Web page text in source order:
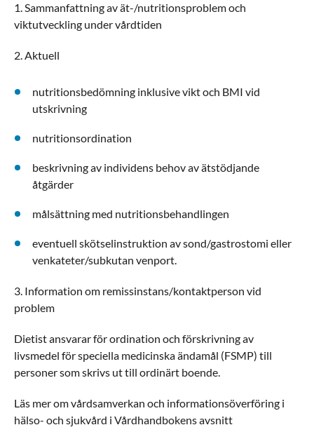
1. Sammanfattning av ät-/nutritionsproblem och
viktutveckling under vårdtiden
2. Aktuell
nutritionsbedömning inklusive vikt och BMI vid
utskrivning
nutritionsordination
beskrivning av individens behov av ätstödjande
åtgärder
målsättning med nutritionsbehandlingen
eventuell skötselinstruktion av sond/gastrostomi eller
venkateter/subkutan venport.
3. Information om remissinstans/kontaktperson vid
problem
Dietist ansvarar för ordination och förskrivning av
livsmedel för speciella medicinska ändamål (FSMP) till
personer som skrivs ut till ordinärt boende.
Läs mer om vårdsamverkan och informationsöverföring i
hälso- och sjukvård i Vårdhandbokens avsnitt